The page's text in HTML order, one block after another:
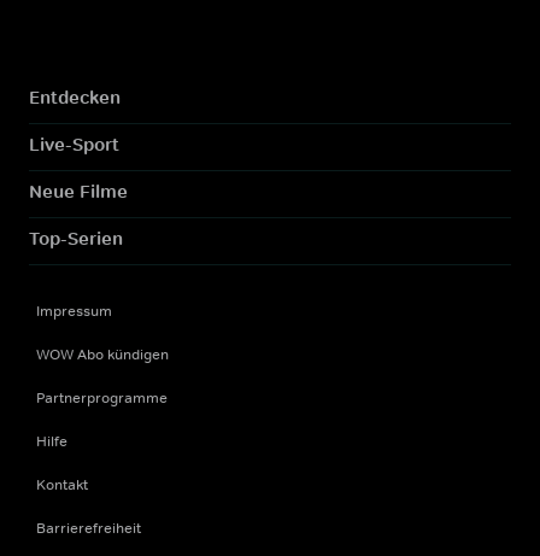
Entdecken
Live-Sport
Neue Filme
Top-Serien
Impressum
WOW Abo kündigen
Partnerprogramme
Hilfe
Kontakt
Barrierefreiheit